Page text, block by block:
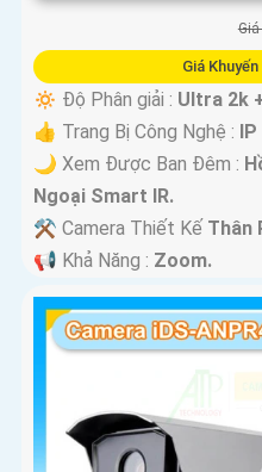
Giá
🔅 Độ Phân giải : Ultra 2k
👍 Trang Bị Công Nghệ : IP
🌙 Xem Được Ban Đêm :
Ngoại Smart IR.
⚒ Camera Thiết Kế Thân
️📢 Khả Năng : Zoom.